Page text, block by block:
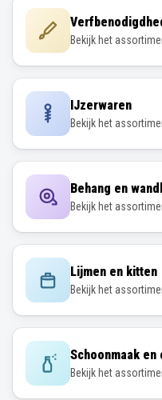
Bekijk het
IJzerwaren
Bekijk het
Behang en
Bekijk het
Lijmen en kitten
Bekijk het
Schoonmaak en
Bekijk het